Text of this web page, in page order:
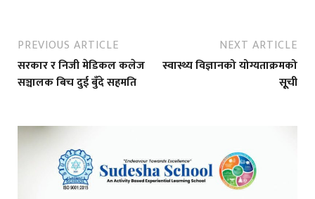
PREVIOUS ARTICLE
सरकार र निजी मेडिकल कलेज
सञ्चालक बिच दुई बुँदे सहमति
NEXT ARTICLE
स्वास्थ्य विज्ञानको योग्यताक्रमको
सूूची